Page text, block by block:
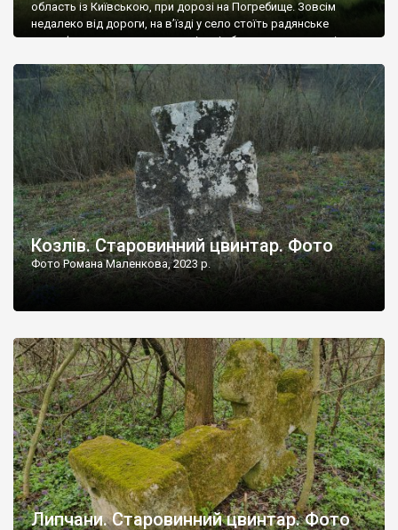
область із Київською, при дорозі на Погребище. Зовсім
недалеко від дороги, на в’їзді у село стоїть радянське
рельєфне пано, яке показує жінку і яблуню, а трохи далі, десь
не видно, але видно дві стареньких колії у траві – […]
Козлів. Старовинний цвинтар. Фото
Фото Романа Маленкова, 2023 р.
Липчани. Старовинний цвинтар. Фото